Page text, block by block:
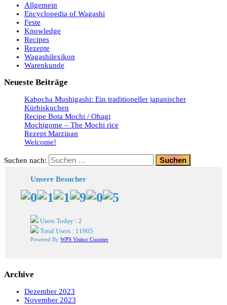
Allgemein
Encyclopedia of Wagashi
Feste
Knowledge
Recipes
Rezepte
Wagashilexikon
Warenkunde
Neueste Beiträge
Kabocha Mushigashi: Ein traditioneller japanischer
Kürbiskuchen
Recipe Bota Mochi / Ohagi
Mochigome – The Mochi rice
Rezept Marzipan
Welcome!
Suchen nach:
Unsere Besucher
Users Today : 2
Total Users : 11905
Powered By WPS Visitor Counter
Archive
Dezember 2023
November 2023